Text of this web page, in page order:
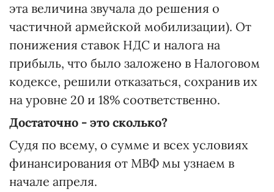
эта величина звучала до решения о
частичной армейской мобилизации). От
понижения ставок НДС и налога на
прибыль, что было заложено в Налоговом
кодексе, решили отказаться, сохранив их
на уровне 20 и 18% соответственно.
Достаточно - это сколько?
Судя по всему, о сумме и всех условиях
финансирования от МВФ мы узнаем в
начале апреля.